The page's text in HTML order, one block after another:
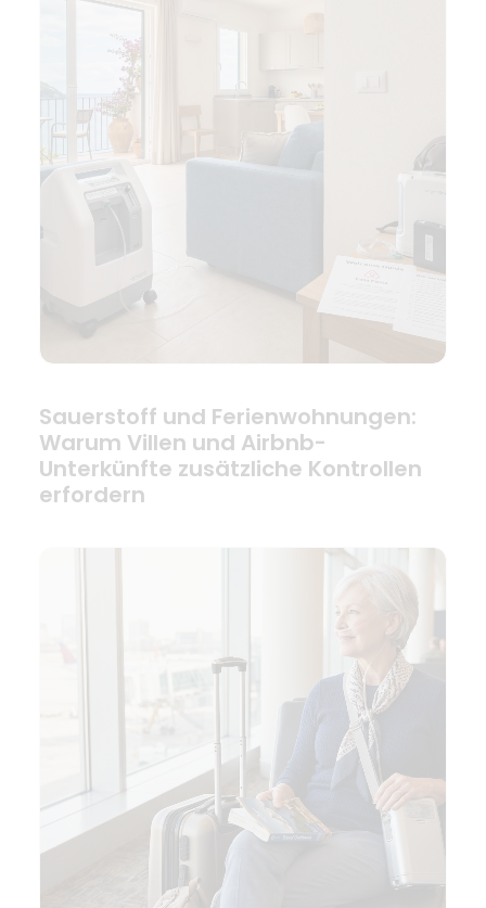
Sauerstoff und Ferienwohnungen:
Warum Villen und Airbnb-
Unterkünfte zusätzliche Kontrollen
erfordern